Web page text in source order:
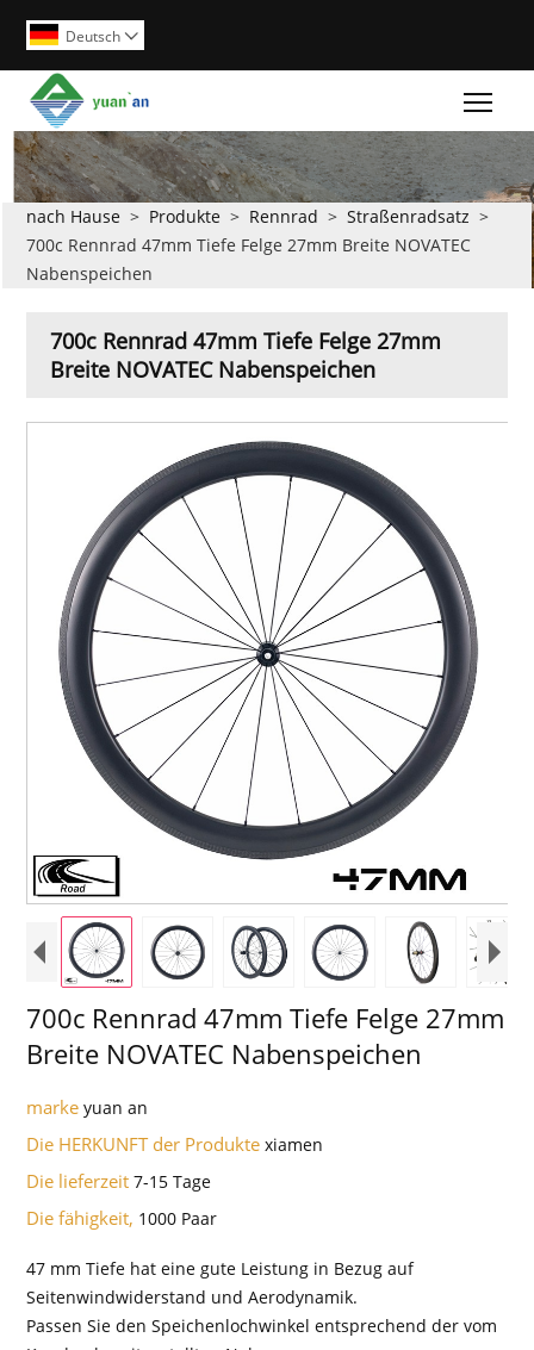
Deutsch 
nach Hause > Produkte > Rennrad > Straßenradsatz >
700c Rennrad 47mm Tiefe Felge 27mm Breite NOVATEC
Nabenspeichen
700c Rennrad 47mm Tiefe Felge 27mm
Breite NOVATEC Nabenspeichen
700c Rennrad 47mm Tiefe Felge 27mm
Breite NOVATEC Nabenspeichen
markeyuan an
Die HERKUNFT der Produktexiamen
Die lieferzeit7-15 Tage
Die fähigkeit, 1000 Paar
47 mm Tiefe hat eine gute Leistung in Bezug auf
Seitenwindwiderstand und Aerodynamik.
Passen Sie den Speichenlochwinkel entsprechend der vom